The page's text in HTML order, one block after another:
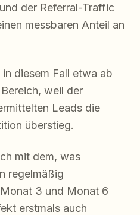
der Referral-Traffic
messbaren Anteil an
diesem Fall etwa ab
weil der
Leads die
überstieg.
mit dem, was
regelmäßig
3 und Monat 6
erstmals auch